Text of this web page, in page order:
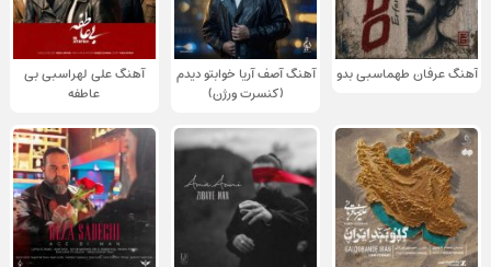
آهنگ عرفان طهماسبی بدو
آهنگ آصف آریا خوابتو دیدم
(کنسرت ورژن)
آهنگ علی لهراسبی بی
عاطفه